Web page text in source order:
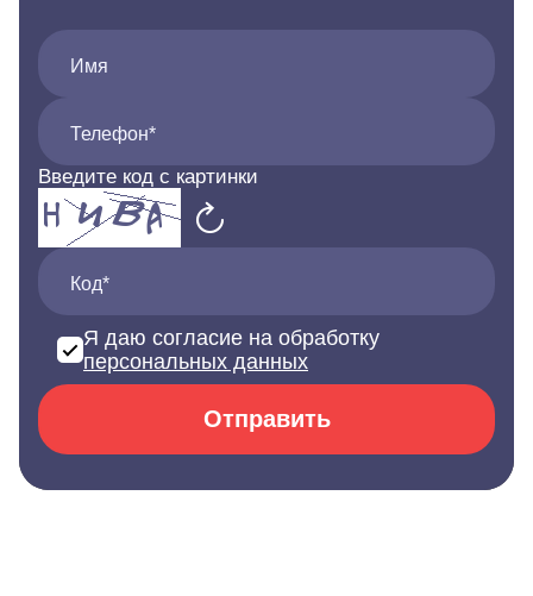
Имя
Телефон*
Введите код с картинки
Код*
Я даю согласие на обработку
персональных данных
Отправить